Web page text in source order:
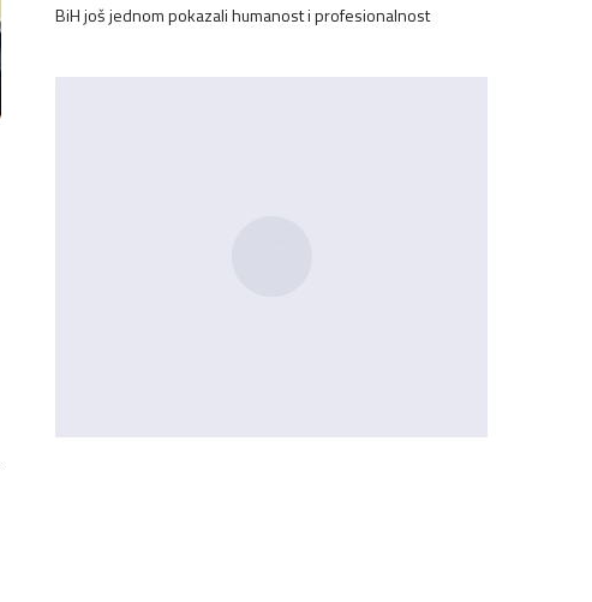
BiH još jednom pokazali humanost i profesionalnost